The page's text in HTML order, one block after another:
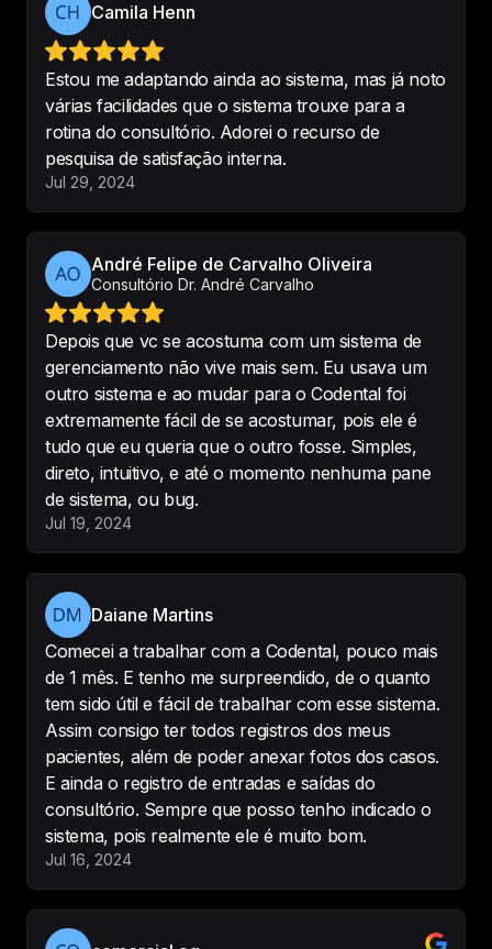
Estética e Reabilitação Oral
Migrei para o Codental, após
alguns problemas com o software
anterior de outra empresa.  Estou
extremamente satisfeito. Fácil
utilização e excelentes
ferramentas.
Almir Feitosa
Ótimo sistema odontológico!
Prático, moderno, intuitivo. E o
suporte é sempre rápido e
resolutivo! Sou dentista, já testei
-Rafaeladaluz
A Agenda Codental trás
soluções
simples e descomplicadas para o
nosso dia-dia
Os atendentes são solícitos e
prontamente nos ajudam quando
precisamos.
-
Camila Henn
Estou me adaptando ainda ao sistema, mas já noto
várias facilidades que o sistema trouxe para a
rotina do consultório. Adorei o recurso de
pesquisa de satisfação interna.
Jul 29, 2024
André Felipe de Carvalho Oliveira
Consultório Dr. André Carvalho
Depois que vc se acostuma com um sistema de
gerenciamento não vive mais sem. Eu usava um
outro sistema e ao mudar para o Codental foi
extremamente fácil de se acostumar, pois ele é
tudo que eu queria que o outro fosse. Simples,
direto, intuitivo, e até o momento nenhuma pane
de sistema, ou bug.
Jul 19, 2024
Daiane Martins
Comecei a trabalhar com a Codental, pouco mais
de 1 mês. E tenho me surpreendido, de o quanto
tem sido útil e fácil de trabalhar com esse sistema.
Assim consigo ter todos registros dos meus
pacientes, além de poder anexar fotos dos casos.
E ainda o registro de entradas e saídas do
consultório. Sempre que posso tenho indicado o
sistema, pois realmente ele é muito bom.
Jul 16, 2024